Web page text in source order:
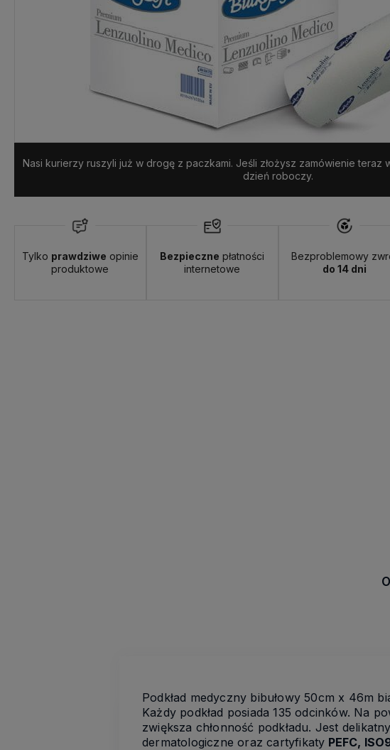
Nasi kurierzy ruszyli już w drogę z paczkami. Jeśli złożysz zamówienie teraz
dzień roboczy.
Tylko prawdziwe opinie
produktowe
Bezpieczne płatności
internetowe
Bezproblemowy
do 14 dni
Podkład medyczny bibułowy 50cm x 46m
Każdy podkład posiada 135 odcinków. Na
zwiększa chłonność podkładu. Jest
dermatologiczne oraz cartyfikaty PEFC,